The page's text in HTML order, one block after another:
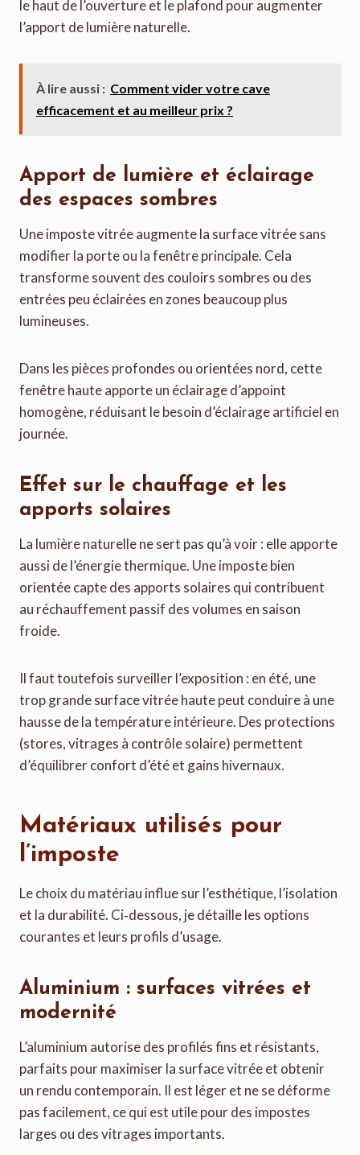
le haut de l’ouverture et le plafond pour augmenter
l’apport de lumière naturelle.
À lire aussi : Comment vider votre cave
efficacement et au meilleur prix ?
Apport de lumière et éclairage
des espaces sombres
Une imposte vitrée augmente la surface vitrée sans
modifier la porte ou la fenêtre principale. Cela
transforme souvent des couloirs sombres ou des
entrées peu éclairées en zones beaucoup plus
lumineuses.
Dans les pièces profondes ou orientées nord, cette
fenêtre haute apporte un éclairage d’appoint
homogène, réduisant le besoin d’éclairage artificiel en
journée.
Effet sur le chauffage et les
apports solaires
La lumière naturelle ne sert pas qu’à voir : elle apporte
aussi de l’énergie thermique. Une imposte bien
orientée capte des apports solaires qui contribuent
au réchauffement passif des volumes en saison
froide.
Il faut toutefois surveiller l’exposition : en été, une
trop grande surface vitrée haute peut conduire à une
hausse de la température intérieure. Des protections
(stores, vitrages à contrôle solaire) permettent
d’équilibrer confort d’été et gains hivernaux.
Matériaux utilisés pour
l’imposte
Le choix du matériau influe sur l’esthétique, l’isolation
et la durabilité. Ci‑dessous, je détaille les options
courantes et leurs profils d’usage.
Aluminium : surfaces vitrées et
modernité
L’aluminium autorise des profilés fins et résistants,
parfaits pour maximiser la surface vitrée et obtenir
un rendu contemporain. Il est léger et ne se déforme
pas facilement, ce qui est utile pour des impostes
larges ou des vitrages importants.